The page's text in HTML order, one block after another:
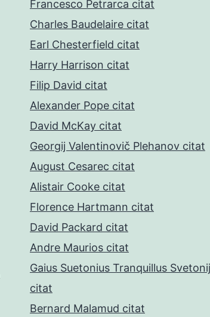
Francesco Petrarca citat
Charles Baudelaire citat
Earl Chesterfield citat
Harry Harrison citat
Filip David citat
Alexander Pope citat
David McKay citat
Georgij Valentinovič Plehanov citat
August Cesarec citat
Alistair Cooke citat
Florence Hartmann citat
David Packard citat
Andre Maurios citat
Gaius Suetonius Tranquillus
citat
Bernard Malamud citat